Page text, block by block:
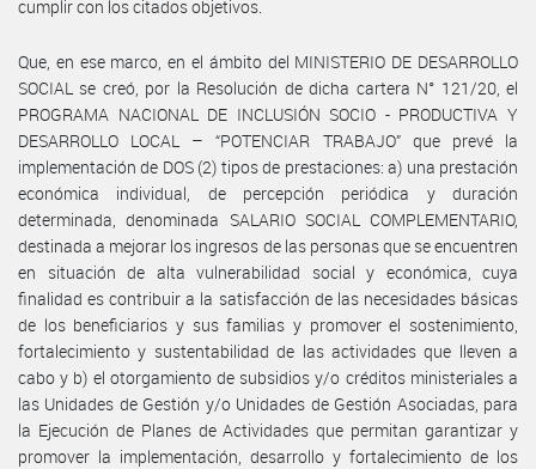
cumplir con los citados objetivos.
Que, en ese marco, en el ámbito del MINISTERIO DE DESARROLLO
SOCIAL se creó, por la Resolución de dicha cartera N° 121/20, el
PROGRAMA NACIONAL DE INCLUSIÓN SOCIO - PRODUCTIVA Y
DESARROLLO LOCAL – “POTENCIAR TRABAJO” que prevé la
implementación de DOS (2) tipos de prestaciones: a) una prestación
económica individual, de percepción periódica y duración
determinada, denominada SALARIO SOCIAL COMPLEMENTARIO,
destinada a mejorar los ingresos de las personas que se encuentren
en situación de alta vulnerabilidad social y económica, cuya
finalidad es contribuir a la satisfacción de las necesidades básicas
de los beneficiarios y sus familias y promover el sostenimiento,
fortalecimiento y sustentabilidad de las actividades que lleven a
cabo y b) el otorgamiento de subsidios y/o créditos ministeriales a
las Unidades de Gestión y/o Unidades de Gestión Asociadas, para
la Ejecución de Planes de Actividades que permitan garantizar y
promover la implementación, desarrollo y fortalecimiento de los